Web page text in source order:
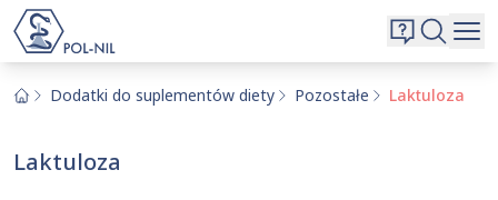
Kontakt
Dodatki do suplementów diety Pozostałe Laktuloza
Laktuloza
Wybrane surowce i substancje
Wyszukiwarka
Szukaj